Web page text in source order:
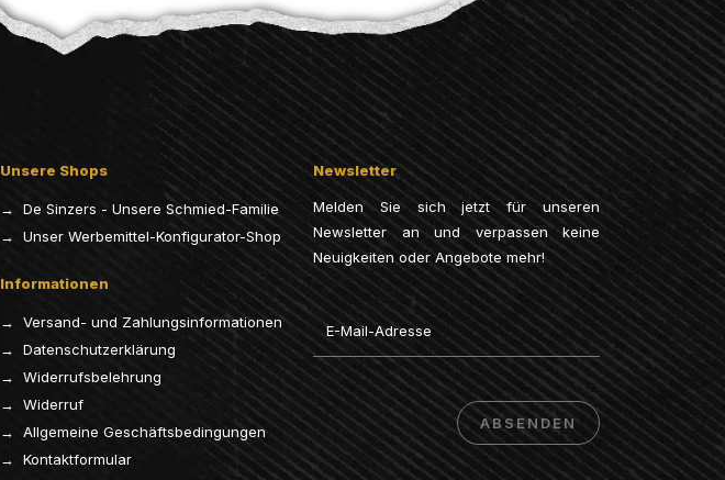
Unsere Shops
→ De Sinzers - Unsere Schmied-Familie
→ Unser Werbemittel-Konfigurator-Shop
Informationen
→ Versand- und Zahlungsinformationen
→ Datenschutzerklärung
→ Widerrufsbelehrung
→ Widerruf
→ Allgemeine Geschäftsbedingungen
→ Kontaktformular
Newsletter
Melden Sie sich jetzt für unseren
Newsletter an und verpassen keine
Neuigkeiten oder Angebote mehr!
Email
ABSENDEN